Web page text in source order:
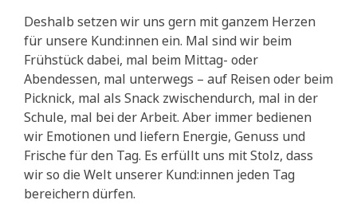
Deshalb setzen wir uns gern mit ganzem Herzen
für unsere Kund:innen ein. Mal sind wir beim
Frühstück dabei, mal beim Mittag- oder
Abendessen, mal unterwegs – auf Reisen oder beim
Picknick, mal als Snack zwischendurch, mal in der
Schule, mal bei der Arbeit. Aber immer bedienen
wir Emotionen und liefern Energie, Genuss und
Frische für den Tag. Es erfüllt uns mit Stolz, dass
wir so die Welt unserer Kund:innen jeden Tag
bereichern dürfen.